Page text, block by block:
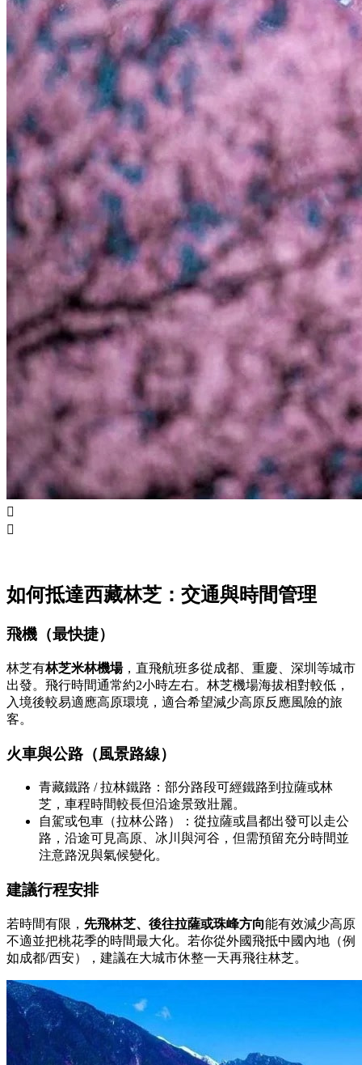


如何抵達西藏林芝：交通與時間管理
飛機（最快捷）
林芝有林芝米林機場，直飛航班多從成都、重慶、深圳等城市
出發。飛行時間通常約2小時左右。林芝機場海拔相對較低，
入境後較易適應高原環境，適合希望減少高原反應風險的旅
客。
火車與公路（風景路線）
青藏鐵路 / 拉林鐵路：部分路段可經鐵路到拉薩或林
芝，車程時間較長但沿途景致壯麗。
自駕或包車（拉林公路）：從拉薩或昌都出發可以走公
路，沿途可見高原、冰川與河谷，但需預留充分時間並
注意路況與氣候變化。
建議行程安排
若時間有限， 先飛林芝、後往拉薩或珠峰方向能有效減少高原
不適並把桃花季的時間最大化。若你從外國飛抵中國內地（例
如成都/西安），建議在大城市休整一天再飛往林芝。